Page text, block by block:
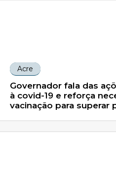
Acre
Governador fala das
à covid-19 e reforça
vacinação para superar